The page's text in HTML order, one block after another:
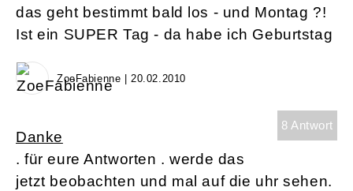
das geht bestimmt bald los - und Montag ?!
Ist ein SUPER Tag - da habe ich Geburtstag
ZoeFabienne | 20.02.2010
8 Antwort
Danke
. für eure Antworten . werde das
jetzt beobachten und mal auf die uhr sehen.